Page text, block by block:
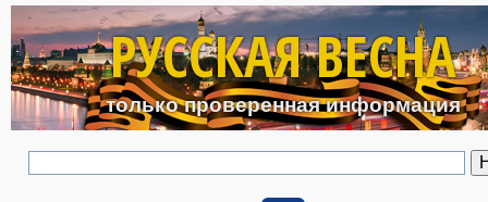
Перейти к основному
РУССКАЯ ВЕСНА
только проверенная информация